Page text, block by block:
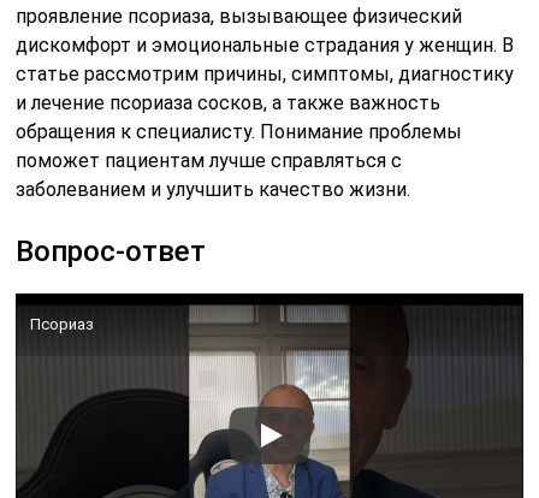
проявление псориаза, вызывающее физический
дискомфорт и эмоциональные страдания у женщин. В
статье рассмотрим причины, симптомы, диагностику
и лечение псориаза сосков, а также важность
обращения к специалисту. Понимание проблемы
поможет пациентам лучше справляться с
заболеванием и улучшить качество жизни.
Вопрос-ответ
Псориаз